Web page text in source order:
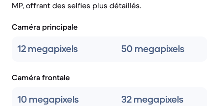
MP, offrant des selfies plus détaillés.
Caméra principale
12 megapixels 50 megapixels
Caméra frontale
10 megapixels 32 megapixels